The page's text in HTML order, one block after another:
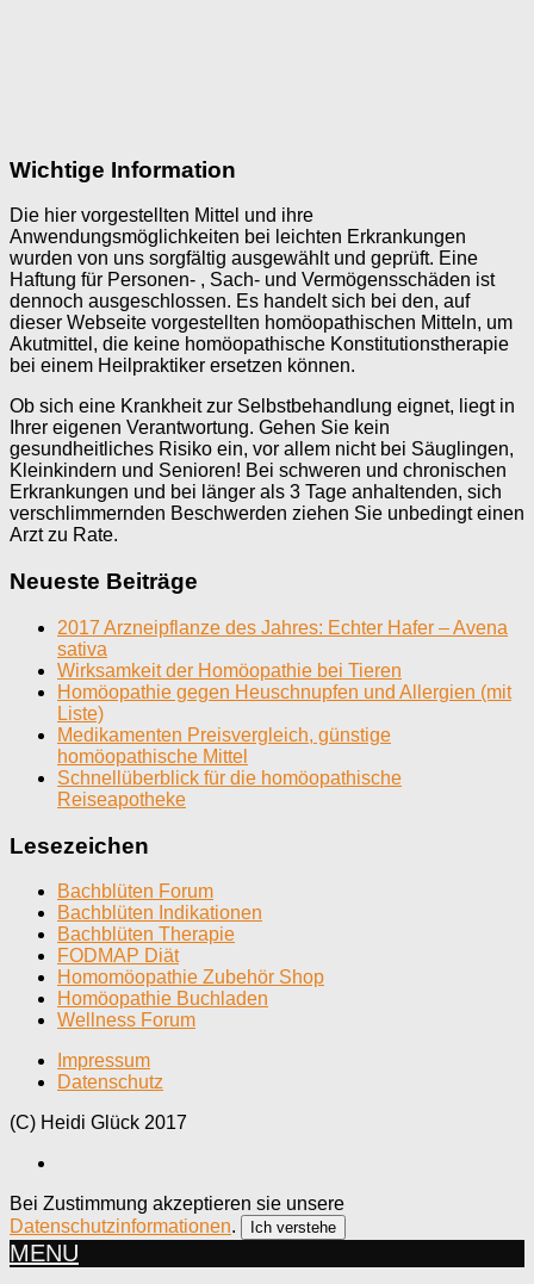
Wichtige Information
Die hier vorgestellten Mittel und ihre
Anwendungsmöglichkeiten bei leichten Erkrankungen
wurden von uns sorgfältig ausgewählt und geprüft. Eine
Haftung für Personen- , Sach- und Vermögensschäden ist
dennoch ausgeschlossen. Es handelt sich bei den, auf
dieser Webseite vorgestellten homöopathischen Mitteln, um
Akutmittel, die keine homöopathische Konstitutionstherapie
bei einem Heilpraktiker ersetzen können.
Ob sich eine Krankheit zur Selbstbehandlung eignet, liegt in
Ihrer eigenen Verantwortung. Gehen Sie kein
gesundheitliches Risiko ein, vor allem nicht bei Säuglingen,
Kleinkindern und Senioren! Bei schweren und chronischen
Erkrankungen und bei länger als 3 Tage anhaltenden, sich
verschlimmernden Beschwerden ziehen Sie unbedingt einen
Arzt zu Rate.
Neueste Beiträge
2017 Arzneipflanze des Jahres: Echter Hafer – Avena
sativa
Wirksamkeit der Homöopathie bei Tieren
Homöopathie gegen Heuschnupfen und Allergien (mit
Liste)
Medikamenten Preisvergleich, günstige
homöopathische Mittel
Schnellüberblick für die homöopathische
Reiseapotheke
Lesezeichen
Bachblüten Forum
Bachblüten Indikationen
Bachblüten Therapie
FODMAP Diät
Homomöopathie Zubehör Shop
Homöopathie Buchladen
Wellness Forum
Impressum
Datenschutz
(C) Heidi Glück 2017
Bei Zustimmung akzeptieren sie unsere
Datenschutzinformationen. Ich verstehe
MENU